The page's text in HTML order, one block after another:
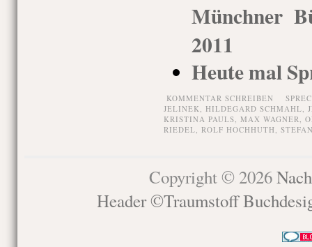
Münchner
2011
Heute mal
KOMMENTAR SCHREIBEN
JELINEK, HILDEGARD SCHMAHL,
KRISTINA PAULS, MAX WAGNER,
RIEDEL, ROLF HOCHHUTH,
Copyright © 2026
Header ©Traumstoff